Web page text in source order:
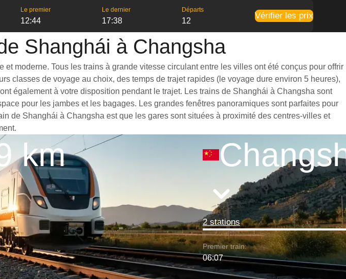
Le premier
12:44
Le dernier
17:38
Départs
12
Vérifier les prix
Shanghái à Changsha
moderne. Tous les trains à grande vitesse circulant entre les villes ont été conçus pour offrir
classes de voyage au choix, des temps de trajet rapides (le voyage dure environ 5 heures),
également à votre disposition pendant le trajet. Les trains de Shanghái à Changsha sont
pour les jambes et les bagages. Les grandes fenêtres panoramiques sont parfaites pour
de Shanghái à Changsha est que les gares sont situées à proximité des centres-villes et
km
2 stations
Premier train:
06:07